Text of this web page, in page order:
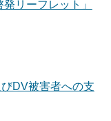
リーフレット」
DV被害者への支